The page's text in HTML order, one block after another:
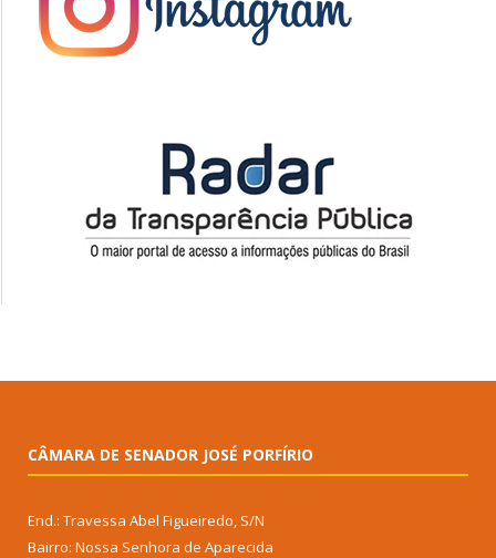
CÂMARA DE SENADOR JOSÉ PORFÍRIO
End.: Travessa Abel Figueiredo, S/N
Bairro: Nossa Senhora de Aparecida